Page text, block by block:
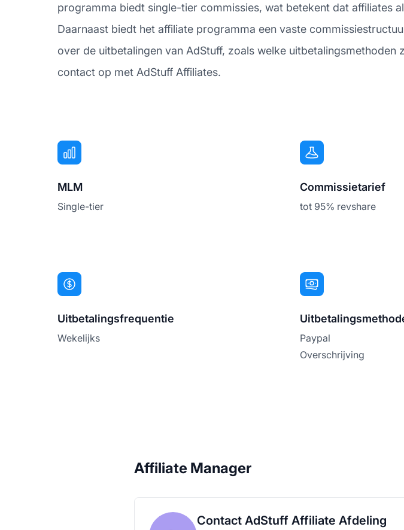
programma biedt single-tier commissies, wat betekent dat affiliates
Daarnaast biedt het affiliate programma een vaste
over de uitbetalingen van AdStuff, zoals welke
contact op met AdStuff Affiliates.
MLM
Single-tier
Commissietarief
tot 95% revshare
Uitbetalingsfrequentie
Wekelijks
Paypal
Overschrijving
Affiliate Manager
Contact AdStuff Affiliate Afdeling